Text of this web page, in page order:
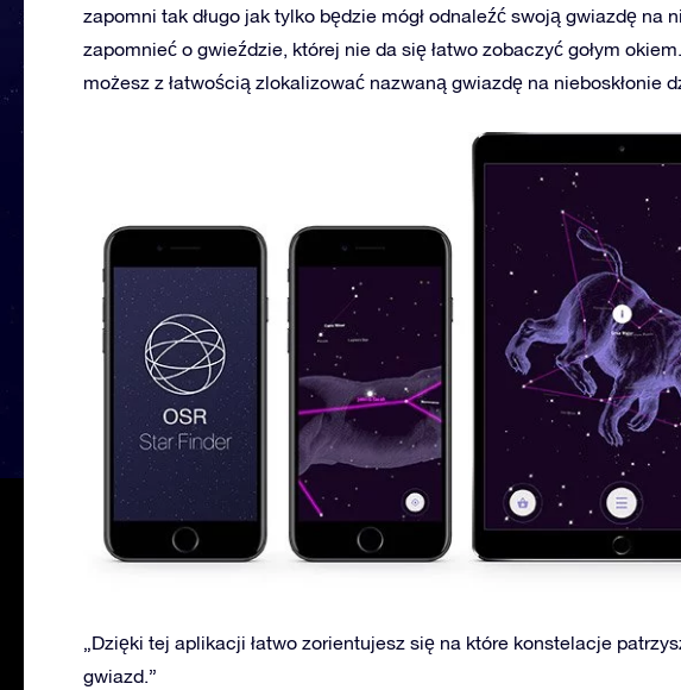
zapomni tak długo jak tylko będzie mógł odnaleźć swoją gwiazdę na
zapomnieć o gwieździe, której nie da się łatwo zobaczyć gołym
możesz z łatwością zlokalizować nazwaną gwiazdę na nieboskłonie
„Dzięki tej aplikacji łatwo zorientujesz się na które konstelacje
gwiazd.”